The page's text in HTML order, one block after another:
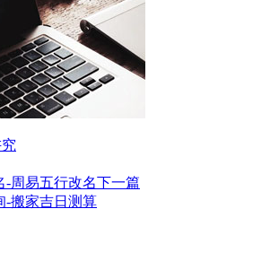
-周易五行改名下一篇
-搬家吉日测算